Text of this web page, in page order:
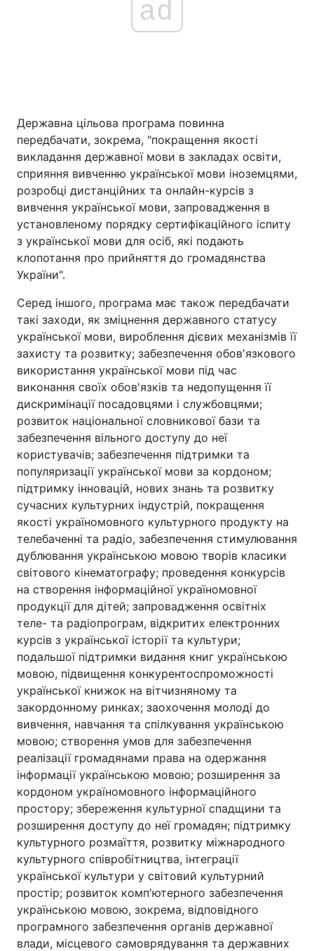
ad
Державна цільова програма повинна
передбачати, зокрема, "покращення якості
викладання державної мови в закладах освіти,
сприяння вивченню української мови іноземцями,
розробці дистанційних та онлайн-курсів з
вивчення української мови, запровадження в
установленому порядку сертифікаційного іспиту
з української мови для осіб, які подають
клопотання про прийняття до громадянства
України".
Серед іншого, програма має також передбачати
такі заходи, як зміцнення державного статусу
української мови, вироблення дієвих механізмів її
захисту та розвитку; забезпечення обов'язкового
використання української мови під час
виконання своїх обов'язків та недопущення її
дискримінації посадовцями і службовцями;
розвиток національної словникової бази та
забезпечення вільного доступу до неї
користувачів; забезпечення підтримки та
популяризації української мови за кордоном;
підтримку інновацій, нових знань та розвитку
сучасних культурних індустрій, покращення
якості україномовного культурного продукту на
телебаченні та радіо, забезпечення стимулювання
дублювання українською мовою творів класики
світового кінематографу; проведення конкурсів
на створення інформаційної україномовної
продукції для дітей; запровадження освітніх
теле- та радіопрограм, відкритих електронних
курсів з української історії та культури;
подальшої підтримки видання книг українською
мовою, підвищення конкурентоспроможності
української книжок на вітчизняному та
закордонному ринках; заохочення молоді до
вивчення, навчання та спілкування українською
мовою; створення умов для забезпечення
реалізації громадянами права на одержання
інформації українською мовою; розширення за
кордоном україномовного інформаційного
простору; збереження культурної спадщини та
розширення доступу до неї громадян; підтримку
культурного розмаїття, розвитку міжнародного
культурного співробітництва, інтеграції
української культури у світовий культурний
простір; розвиток комп'ютерного забезпечення
українською мовою, зокрема, відповідного
програмного забезпечення органів державної
влади, місцевого самоврядування та державних